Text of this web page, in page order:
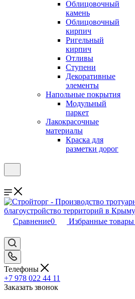
Облицовочный
камень
Облицовочный
кирпич
Ригельный
кирпич
Отливы
Ступени
Декоративные
элементы
Напольные покрытия
Модульный
паркет
Лакокрасочные
материалы
Краска для
разметки дорог
Сравнение0 Избранные товары
Телефоны
+7 978 022 44 11
Заказать звонок